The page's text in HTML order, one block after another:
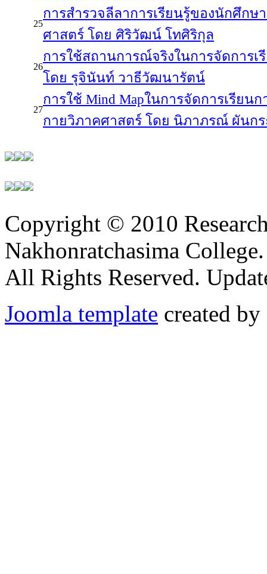
25
การสำรวจลีลาการเรียนรู้ของนักศึกษ
ศาสตร์ โดย ศิริวัฒน์ โทศิริกุล
26
การใช้สถานการณ์จริงในการจัดการ
โดย รุจินันท์ วาธีวัฒนารัตน์
27
การใช้ Mind Mapในการจัดการเรียน
กายวิภาคศาสตร์ โดย นิภาภรณ์ ผันกร
Copyright © 2010
Nakhonratchasima College.
All Rights Reserved.
Joomla template created